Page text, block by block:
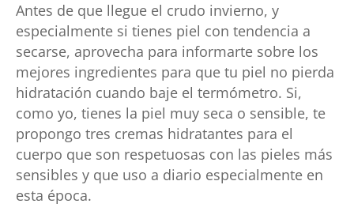
Antes de que llegue el crudo invierno, y
especialmente si tienes piel con tendencia a
secarse, aprovecha para informarte sobre los
mejores ingredientes para que tu piel no pierda
hidratación cuando baje el termómetro. Si,
como yo, tienes la piel muy seca o sensible, te
propongo tres cremas hidratantes para el
cuerpo que son respetuosas con las pieles más
sensibles y que uso a diario especialmente en
esta época.